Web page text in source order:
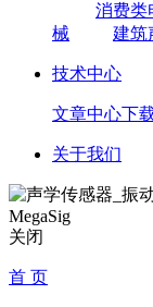
消费类
械
建筑
技术中心
文章中心下
关于我们
关闭
首 页